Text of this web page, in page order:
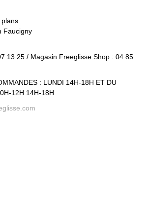
Faucigny
13 25 / Magasin Freeglisse Shop : 04 85
: LUNDI 14H-18H ET DU
12H 14H-18H